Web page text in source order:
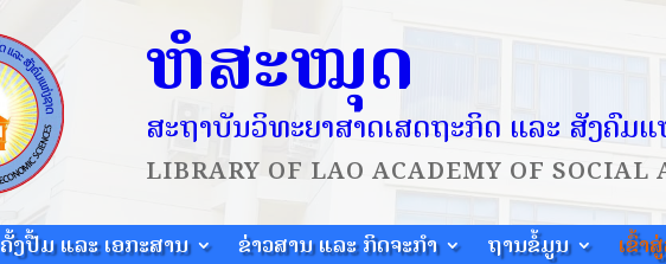
ຫໍສະໝຸດ
ສະຖາບັນວິທະຍາສາດເສດຖະກິດ ແລະ ສັງຄົມ
LIBRARY OF LAO ACADEMY OF SOCIAL
ຄັ້ງປື້ມ ແລະ ເອກະສານ ຂ່າວສານ ແລະ ກິດຈະກຳ ຖານຂໍ້ມູນ ເຂົ້າ